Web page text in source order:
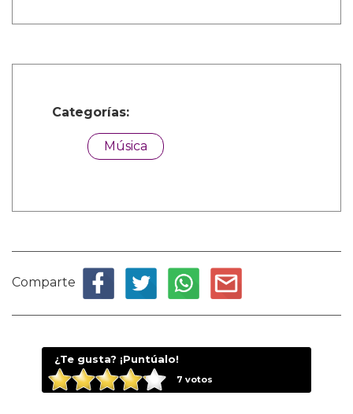
Categorías:
Música
Comparte
¿Te gusta? ¡Puntúalo!
7 votos